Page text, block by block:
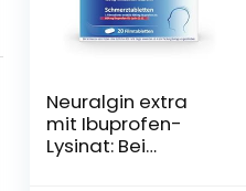
Neuralgin extra
mit Ibuprofen-
Lysinat: Bei